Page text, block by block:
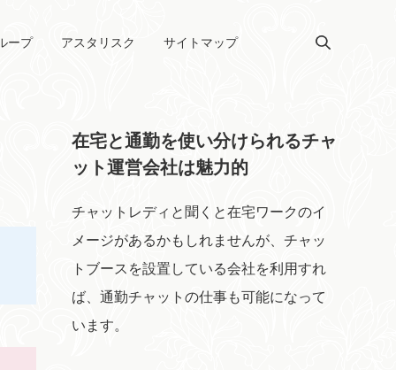
ープ アスタリスク サイトマップ
在宅と通勤を使い分けられるチャ
ット運営会社は魅力的
チャットレディと聞くと在宅ワークのイ
メージがあるかもしれませんが、チャッ
トブースを設置している会社を利用すれ
ば、通勤チャットの仕事も可能になって
います。